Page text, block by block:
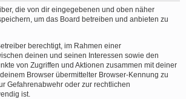
die von dir eingegebenen und oben näher
um das Board betreiben und anbieten zu
berechtigt, im Rahmen einer
deinen und seinen Interessen sowie den
von Zugriffen und Aktionen zusammen mit deiner
Browser übermittelter Browser-Kennung zu
Gefahrenabwehr oder zur rechtlichen
ist.